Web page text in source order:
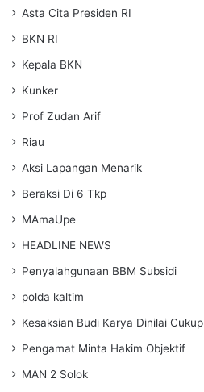
Asta Cita Presiden RI
BKN RI
Kepala BKN
Kunker
Prof Zudan Arif
Riau
Aksi Lapangan Menarik
Beraksi Di 6 Tkp
MAmaUpe
HEADLINE NEWS
Penyalahgunaan BBM Subsidi
polda kaltim
Kesaksian Budi Karya Dinilai Cukup
Pengamat Minta Hakim Objektif
MAN 2 Solok